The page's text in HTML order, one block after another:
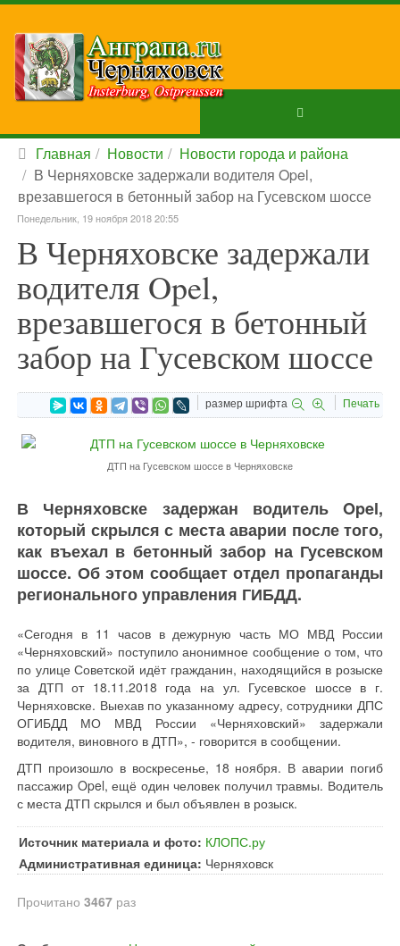
Главная Новости
Новости города и района
В Черняховске задержали водителя Opel,
врезавшегося в бетонный забор на Гусевском шоссе
Понедельник, 19 ноября 2018 20:55
В Черняховске задержали
водителя Opel,
врезавшегося в бетонный
забор на Гусевском шоссе
размер шрифта Печать
ДТП на Гусевском шоссе в Черняховске
В Черняховске задержан водитель Opel,
который скрылся с места аварии после того,
как въехал в бетонный забор на Гусевском
шоссе. Об этом сообщает отдел пропаганды
регионального управления ГИБДД.
«Сегодня в 11 часов в дежурную часть МО МВД России
«Черняховский» поступило анонимное сообщение о том, что
по улице Советской идёт гражданин, находящийся в розыске
за ДТП от 18.11.2018 года на ул. Гусевское шоссе в г.
Черняховске. Выехав по указанному адресу, сотрудники ДПС
ОГИБДД МО МВД России «Черняховский» задержали
водителя, виновного в ДТП», - говорится в сообщении.
ДТП произошло в воскресенье, 18 ноября. В аварии погиб
пассажир Opel, ещё один человек получил травмы. Водитель
с места ДТП скрылся и был объявлен в розыск.
Источник материала и фото: КЛОПС.ру
Административная единица: Черняховск
Прочитано 3467 раз